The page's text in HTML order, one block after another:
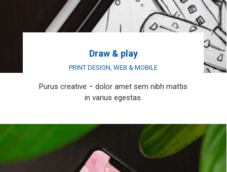
Draw & play
PRINT DESIGN, WEB & MOBILE
Purus creative – dolor amet sem nibh mattis
in varius egestas.